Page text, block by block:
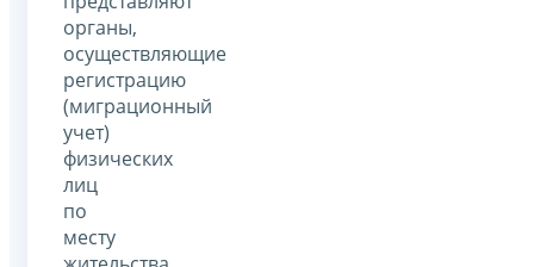
органы,
осуществляющие
регистрацию
(миграционный
учет)
физических
лиц
по
месту